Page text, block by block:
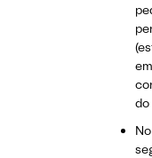
do